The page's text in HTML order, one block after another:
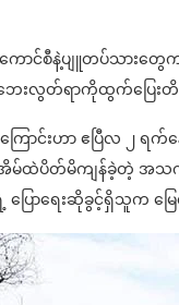
ောင်စီနဲ့ပျူတပ်သားတွေ
ဘေးလွတ်ရာကိုထွက်ပြေး
ောင်းဟာ ဧပြီလ ၂ ရက်
နေအိမ်ထဲပိတ်မိကျန်ခဲ့တဲ့
ပြောရေးဆိုခွင့်ရှိသူက မ